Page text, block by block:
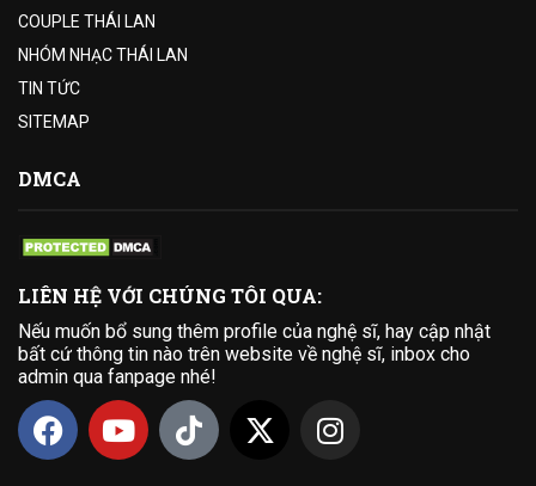
COUPLE THÁI LAN
NHÓM NHẠC THÁI LAN
TIN TỨC
SITEMAP
DMCA
LIÊN HỆ VỚI CHÚNG TÔI QUA:
Nếu muốn bổ sung thêm profile của nghệ sĩ, hay cập nhật
bất cứ thông tin nào trên website về nghệ sĩ, inbox cho
admin qua fanpage nhé!